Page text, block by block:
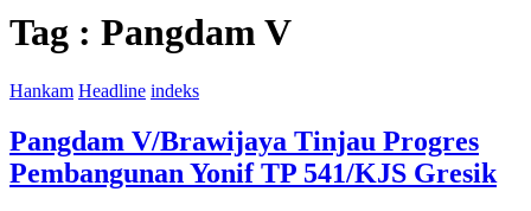
Tag : Pangdam V
Hankam Headline indeks
Pangdam V/Brawijaya Tinjau Progres
Pembangunan Yonif TP 541/KJS Gresik